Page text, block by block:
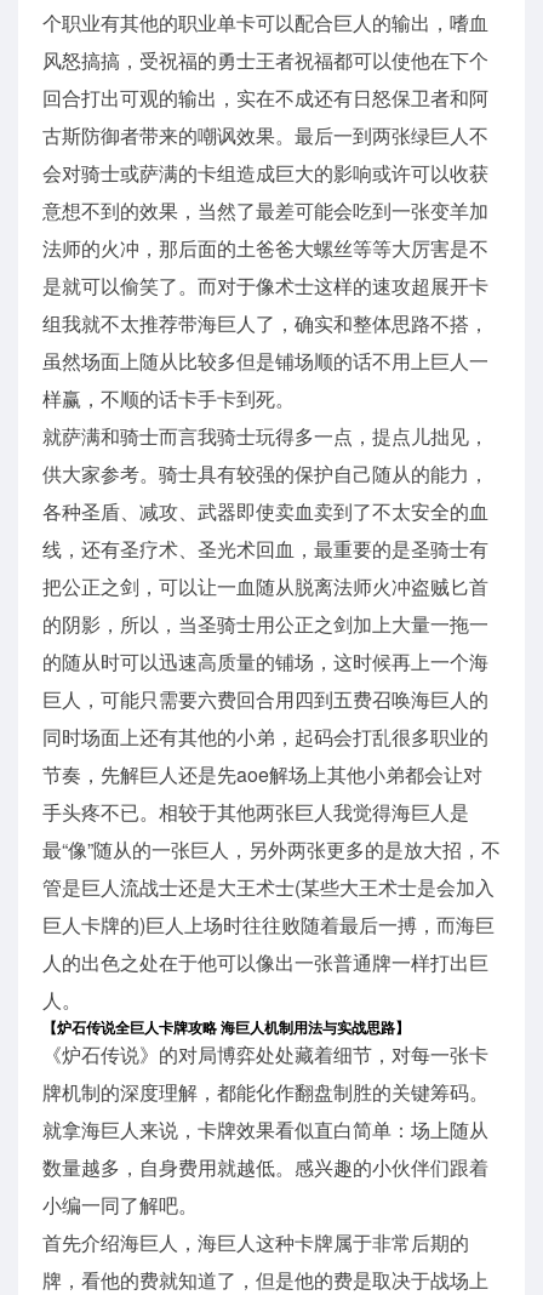
个职业有其他的职业单卡可以配合巨人的输出，嗜血
风怒搞搞，受祝福的勇士王者祝福都可以使他在下个
回合打出可观的输出，实在不成还有日怒保卫者和阿
古斯防御者带来的嘲讽效果。最后一到两张绿巨人不
会对骑士或萨满的卡组造成巨大的影响或许可以收获
意想不到的效果，当然了最差可能会吃到一张变羊加
法师的火冲，那后面的土爸爸大螺丝等等大厉害是不
是就可以偷笑了。而对于像术士这样的速攻超展开卡
组我就不太推荐带海巨人了，确实和整体思路不搭，
虽然场面上随从比较多但是铺场顺的话不用上巨人一
样赢，不顺的话卡手卡到死。
就萨满和骑士而言我骑士玩得多一点，提点儿拙见，
供大家参考。骑士具有较强的保护自己随从的能力，
各种圣盾、减攻、武器即使卖血卖到了不太安全的血
线，还有圣疗术、圣光术回血，最重要的是圣骑士有
把公正之剑，可以让一血随从脱离法师火冲盗贼匕首
的阴影，所以，当圣骑士用公正之剑加上大量一拖一
的随从时可以迅速高质量的铺场，这时候再上一个海
巨人，可能只需要六费回合用四到五费召唤海巨人的
同时场面上还有其他的小弟，起码会打乱很多职业的
节奏，先解巨人还是先aoe解场上其他小弟都会让对
手头疼不已。相较于其他两张巨人我觉得海巨人是
最“像”随从的一张巨人，另外两张更多的是放大招，不
管是巨人流战士还是大王术士(某些大王术士是会加入
巨人卡牌的)巨人上场时往往败随着最后一搏，而海巨
人的出色之处在于他可以像出一张普通牌一样打出巨
人。
【炉石传说全巨人卡牌攻略 海巨人机制用法与实战思路】
《炉石传说》的对局博弈处处藏着细节，对每一张卡
牌机制的深度理解，都能化作翻盘制胜的关键筹码。
就拿海巨人来说，卡牌效果看似直白简单：场上随从
数量越多，自身费用就越低。感兴趣的小伙伴们跟着
小编一同了解吧。
首先介绍海巨人，海巨人这种卡牌属于非常后期的
牌，看他的费就知道了，但是他的费是取决于战场上